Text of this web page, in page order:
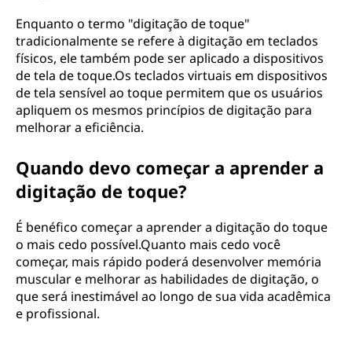
Enquanto o termo "digitação de toque"
tradicionalmente se refere à digitação em teclados
físicos, ele também pode ser aplicado a dispositivos
de tela de toque.Os teclados virtuais em dispositivos
de tela sensível ao toque permitem que os usuários
apliquem os mesmos princípios de digitação para
melhorar a eficiência.
Quando devo começar a aprender a
digitação de toque?
É benéfico começar a aprender a digitação do toque
o mais cedo possível.Quanto mais cedo você
começar, mais rápido poderá desenvolver memória
muscular e melhorar as habilidades de digitação, o
que será inestimável ao longo de sua vida acadêmica
e profissional.